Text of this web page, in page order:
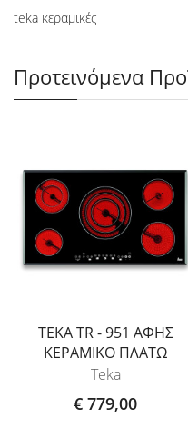
teka κεραμικές
Προτεινόμενα
TEKA TR - 951 ΑΦΗΣ
ΚΕΡΑΜΙΚΟ ΠΛΑΤΩ
Teka
€ 779,00